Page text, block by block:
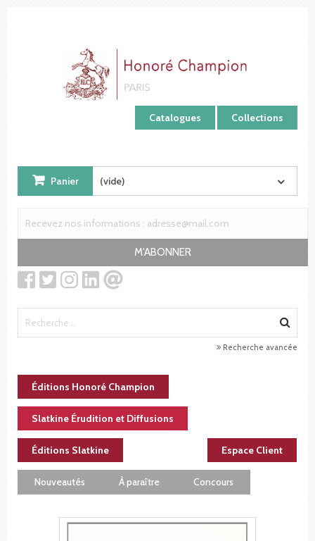
Catalogues Collections
Panier (vide)
M'ABONNER
Recherche avancée
Éditions Honoré Champion
Slatkine Érudition et Diffusions
Éditions Slatkine Espace Client
Nouveautés À paraître Concours